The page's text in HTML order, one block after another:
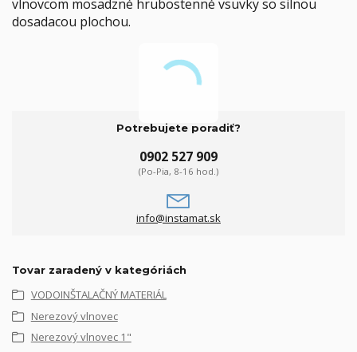
vlnovcom mosadzné hrubostenné vsuvky so silnou
dosadacou plochou.
Potrebujete poradiť?
0902 527 909
(Po-Pia, 8-16 hod.)
info@instamat.sk
Tovar zaradený v kategóriách
VODOINŠTALAČNÝ MATERIÁL
Nerezový vlnovec
Nerezový vlnovec 1"